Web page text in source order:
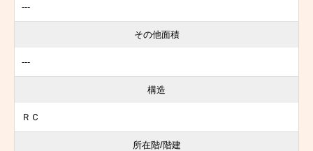
---
その他面積
---
構造
ＲＣ
所在階/階建